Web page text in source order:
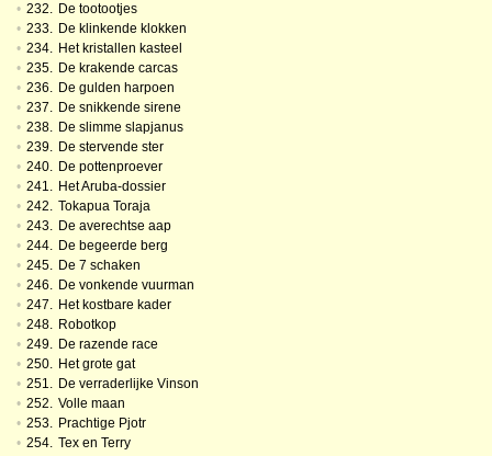
• 232. De tootootjes
• 233. De klinkende klokken
• 234. Het kristallen kasteel
• 235. De krakende carcas
• 236. De gulden harpoen
• 237. De snikkende sirene
• 238. De slimme slapjanus
• 239. De stervende ster
• 240. De pottenproever
• 241. Het Aruba-dossier
• 242. Tokapua Toraja
• 243. De averechtse aap
• 244. De begeerde berg
• 245. De 7 schaken
• 246. De vonkende vuurman
• 247. Het kostbare kader
• 248. Robotkop
• 249. De razende race
• 250. Het grote gat
• 251. De verraderlijke Vinson
• 252. Volle maan
• 253. Prachtige Pjotr
• 254. Tex en Terry